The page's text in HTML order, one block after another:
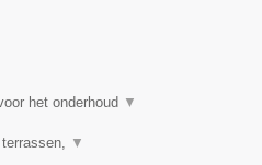
het onderhoud ▼
▼